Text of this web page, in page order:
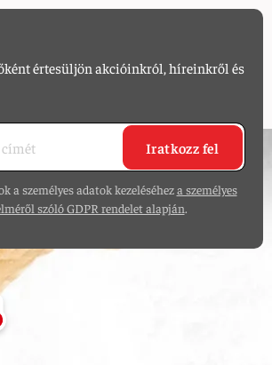
értesüljön akcióinkról, híreinkről és
Iratkozz fel
a személyes adatok kezeléséheza személyes
szóló GDPR rendelet alapján.